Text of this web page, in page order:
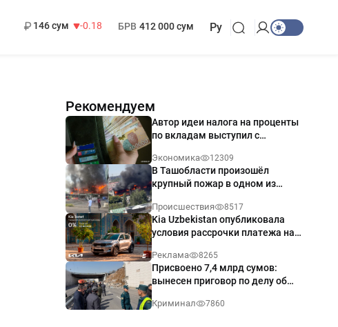
146 сум
-0.18
БРВ 412 000 сум Ру
Рекомендуем
Автор идеи налога на проценты
по вкладам выступил с
Экономика 12309
В Ташобласти произошёл
крупный пожар в одном из
Происшествия 8517
Kia Uzbekistan опубликовала
условия рассрочки платежа на
годовых
Реклама 8265
Присвоено 7,4 млрд сумов:
вынесен приговор по делу об
Ташкенте
Криминал 7860